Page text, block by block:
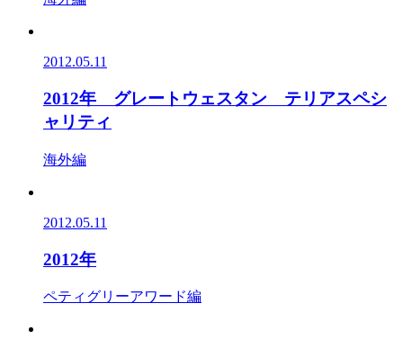
2012.05.11
2012年 グレートウェスタン テリアスペシ
ャリティ
海外編
2012.05.11
2012年
ペティグリーアワード編